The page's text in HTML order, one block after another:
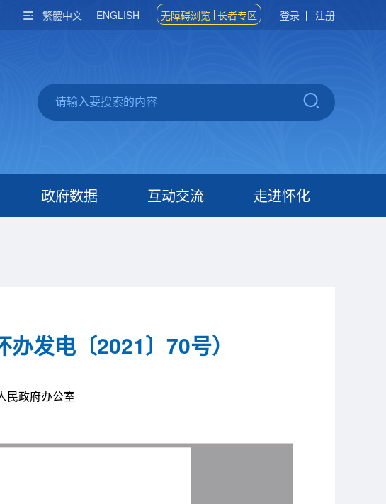
繁體中文 ENGLISH 无障碍浏览 长者专区 登录 注册
政府数据 互动交流 走进怀化
发电〔2021〕70号）
民政府办公室